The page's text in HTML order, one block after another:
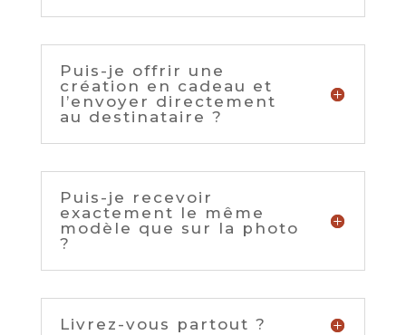
Puis-je offrir une
création en cadeau et
l’envoyer directement
au destinataire ?
Puis-je recevoir
exactement le même
modèle que sur la photo
?
Livrez-vous partout ?